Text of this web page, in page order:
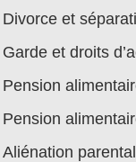
Divorce et
Garde et droits
Pension
Pension
Aliénation